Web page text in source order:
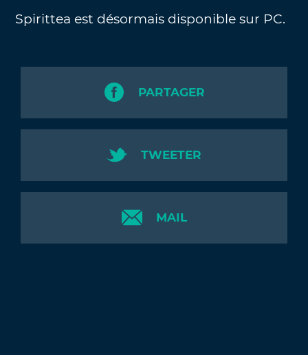
Spirittea est désormais disponible sur PC.
PARTAGER
TWEETER
MAIL